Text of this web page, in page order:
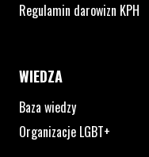
Regulamin darowizn KPH
WIEDZA
Baza wiedzy
Organizacje LGBT+